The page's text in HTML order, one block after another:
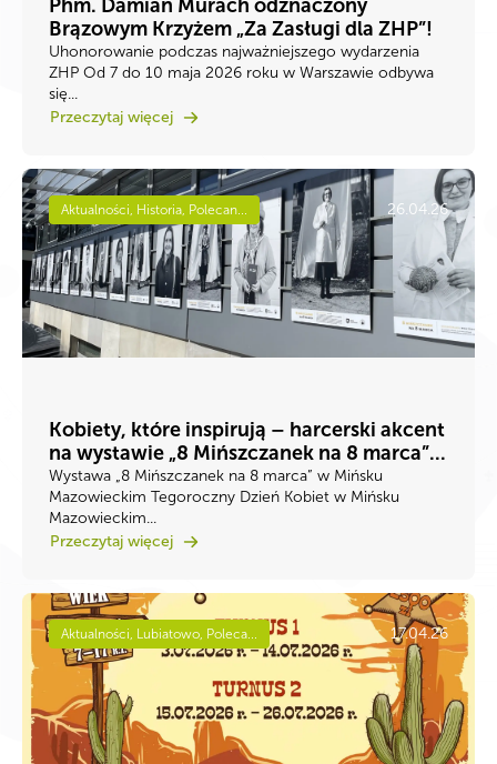
Phm. Damian Murach odznaczony
Brązowym Krzyżem „Za Zasługi dla ZHP”!
Uhonorowanie podczas najważniejszego wydarzenia
ZHP Od 7 do 10 maja 2026 roku w Warszawie odbywa
się...
Przeczytaj więcej
Aktualności, Historia, Polecan... 26.04.26
Kobiety, które inspirują – harcerski akcent
na wystawie „8 Mińszczanek na 8 marca”...
Wystawa „8 Mińszczanek na 8 marca” w Mińsku
Mazowieckim Tegoroczny Dzień Kobiet w Mińsku
Mazowieckim...
Przeczytaj więcej
Aktualności, Lubiatowo, Poleca... 17.04.26